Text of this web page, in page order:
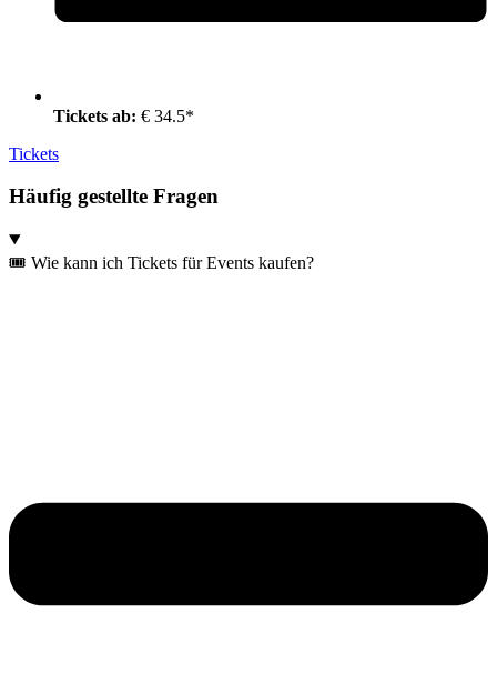
Tickets ab: € 34.5*
Tickets
Häufig gestellte Fragen
🎟️ Wie kann ich Tickets für Events kaufen?